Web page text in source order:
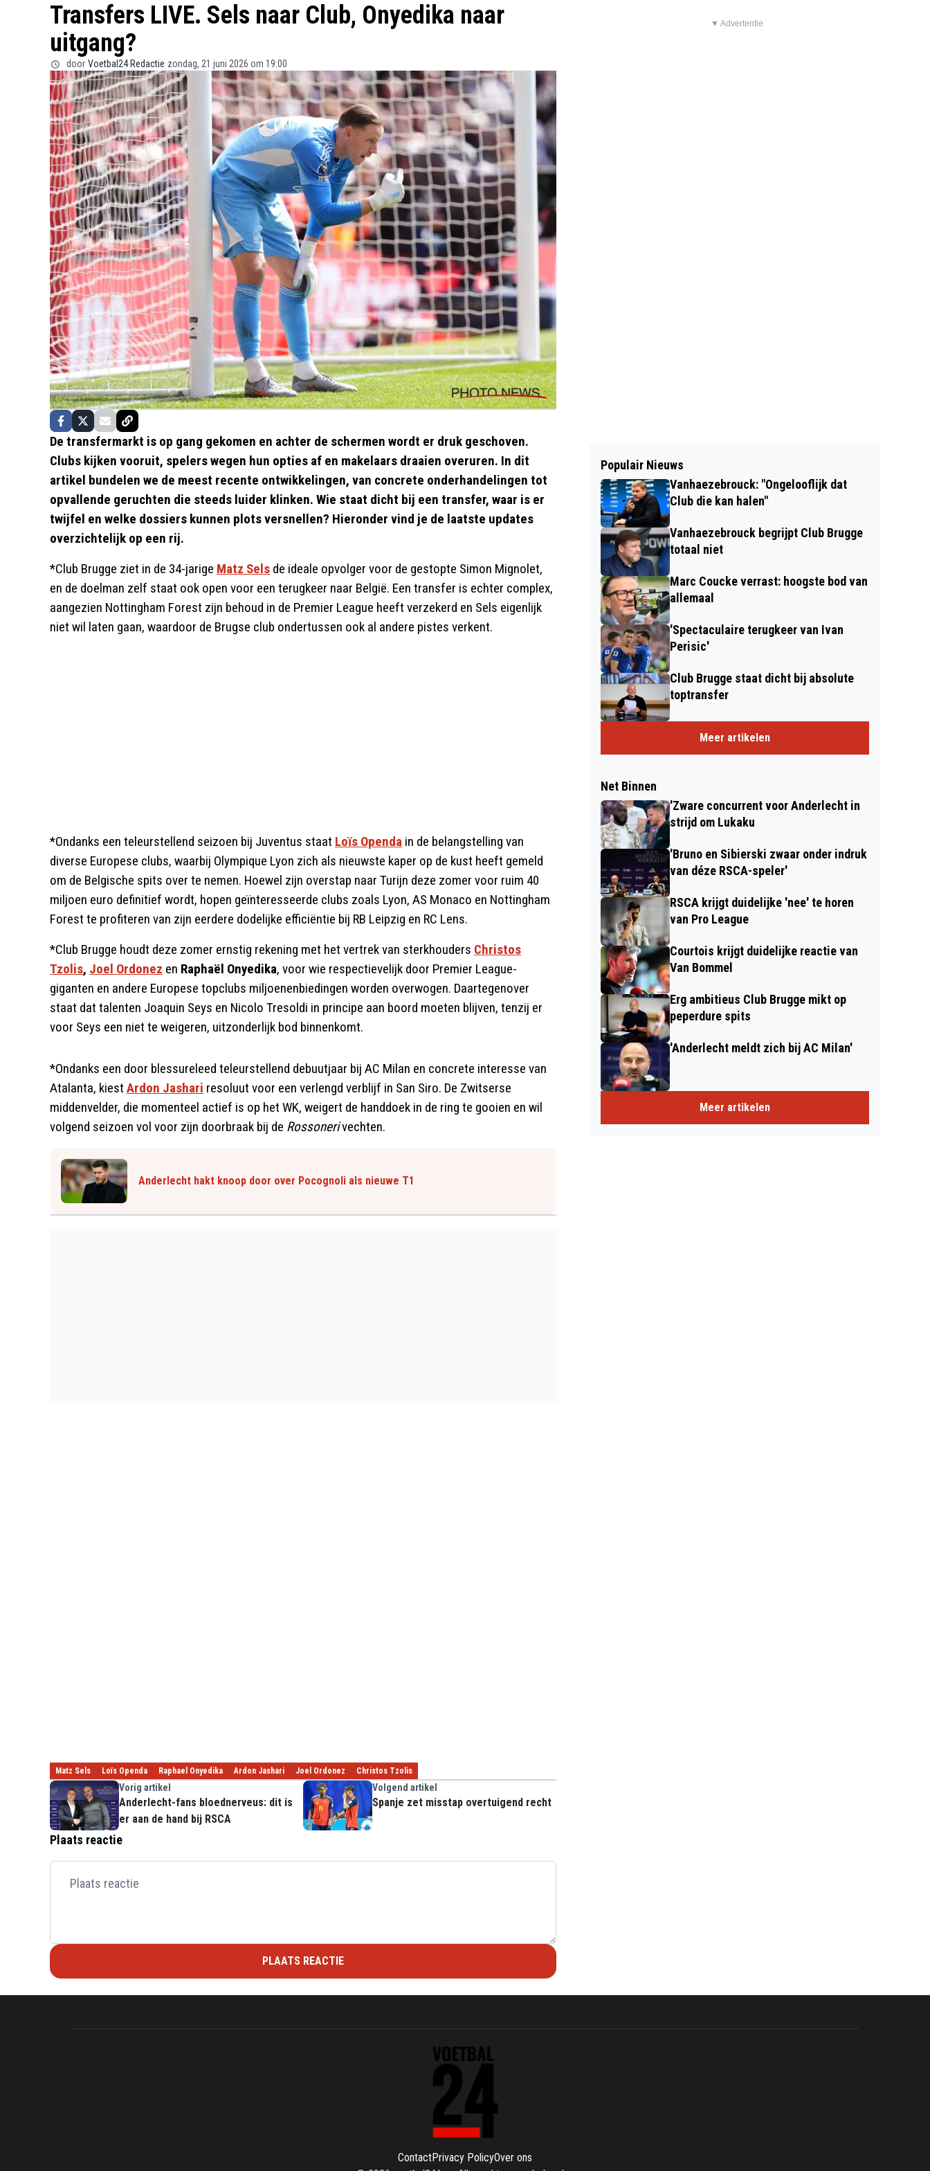
Transfers LIVE. Sels naar Club, Onyedika naar
uitgang?
door Voetbal24 Redactie zondag, 21 juni 2026 om 19:00
De transfermarkt is op gang gekomen en achter de schermen wordt er druk geschoven.
Clubs kijken vooruit, spelers wegen hun opties af en makelaars draaien overuren. In dit
artikel bundelen we de meest recente ontwikkelingen, van concrete onderhandelingen tot
opvallende geruchten die steeds luider klinken. Wie staat dicht bij een transfer, waar is er
twijfel en welke dossiers kunnen plots versnellen? Hieronder vind je de laatste updates
overzichtelijk op een rij.
*Club Brugge ziet in de 34-jarige Matz Sels de ideale opvolger voor de gestopte Simon Mignolet,
en de doelman zelf staat ook open voor een terugkeer naar België. Een transfer is echter complex,
aangezien Nottingham Forest zijn behoud in de Premier League heeft verzekerd en Sels eigenlijk
niet wil laten gaan, waardoor de Brugse club ondertussen ook al andere pistes verkent.
*Ondanks een teleurstellend seizoen bij Juventus staat Loïs Openda in de belangstelling van
diverse Europese clubs, waarbij Olympique Lyon zich als nieuwste kaper op de kust heeft gemeld
om de Belgische spits over te nemen. Hoewel zijn overstap naar Turijn deze zomer voor ruim 40
miljoen euro definitief wordt, hopen geïnteresseerde clubs zoals Lyon, AS Monaco en Nottingham
Forest te profiteren van zijn eerdere dodelijke efficiëntie bij RB Leipzig en RC Lens.
*Club Brugge houdt deze zomer ernstig rekening met het vertrek van sterkhouders Christos
Tzolis, Joel Ordonez en Raphaël Onyedika, voor wie respectievelijk door Premier League-
giganten en andere Europese topclubs miljoenenbiedingen worden overwogen. Daartegenover
staat dat talenten Joaquin Seys en Nicolo Tresoldi in principe aan boord moeten blijven, tenzij er
voor Seys een niet te weigeren, uitzonderlijk bod binnenkomt.
*Ondanks een door blessureleed teleurstellend debuutjaar bij AC Milan en concrete interesse van
Atalanta, kiest Ardon Jashari resoluut voor een verlengd verblijf in San Siro. De Zwitserse
middenvelder, die momenteel actief is op het WK, weigert de handdoek in de ring te gooien en wil
volgend seizoen vol voor zijn doorbraak bij de Rossonerivechten.
Anderlecht hakt knoop door over Pocognoli als nieuwe T1
Matz Sels Loïs Openda Raphael Onyedika Ardon Jashari Joel Ordonez Christos Tzolis
Vorig artikel
Anderlecht-fans bloednerveus: dit is
er aan de hand bij RSCA
Volgend artikel
Spanje zet misstap overtuigend recht
Plaats reactie
PLAATS REACTIE
▼ Advertentie
Populair Nieuws
Vanhaezebrouck: "Ongelooflijk dat
Club die kan halen"
Vanhaezebrouck begrijpt Club Brugge
totaal niet
Marc Coucke verrast: hoogste bod van
allemaal
'Spectaculaire terugkeer van Ivan
Perisic'
Club Brugge staat dicht bij absolute
toptransfer
Meer artikelen
Net Binnen
'Zware concurrent voor Anderlecht in
strijd om Lukaku
'Bruno en Sibierski zwaar onder indruk
van déze RSCA-speler'
RSCA krijgt duidelijke 'nee' te horen
van Pro League
Courtois krijgt duidelijke reactie van
Van Bommel
Erg ambitieus Club Brugge mikt op
peperdure spits
'Anderlecht meldt zich bij AC Milan'
Meer artikelen
ContactPrivacy PolicyOver ons